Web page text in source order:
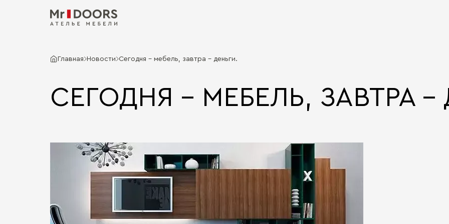
Главная Новости Сегодня - мебель, завтра - деньги.
СЕГОДНЯ - МЕБЕЛЬ, ЗАВТРА -